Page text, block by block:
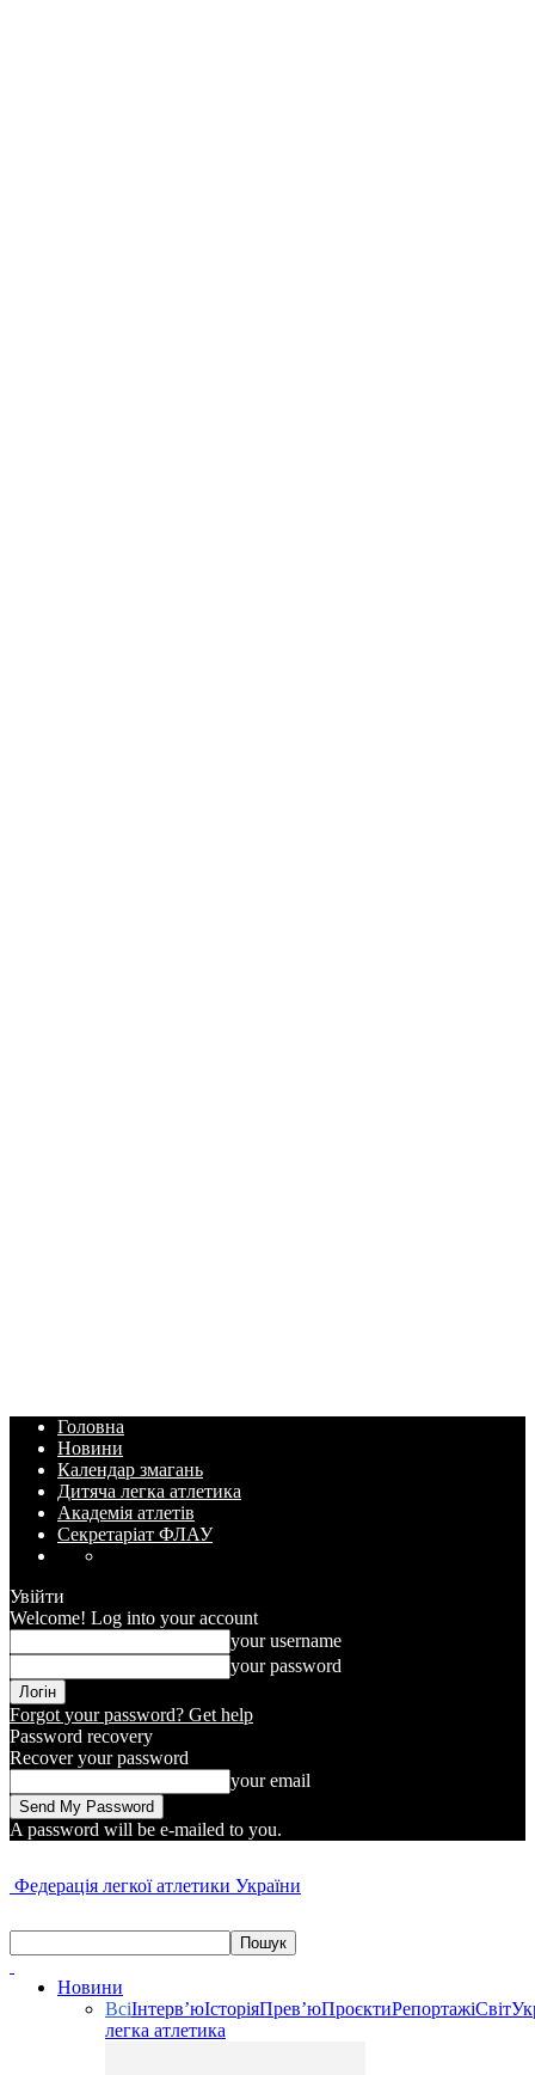
Головна
Новини
Календар змагань
Дитяча легка атлетика
Академія атлетів
Секретаріат ФЛАУ
Увійти
Welcome! Log into your account
your username
your password
Forgot your password? Get help
Password recovery
Recover your password
your email
A password will be e-mailed to you.
Федерація легкої атлетики України
Новини
ВсіІнтерв’юІсторіяПрев’юПроєктиРепортажіСвіт
легка атлетика